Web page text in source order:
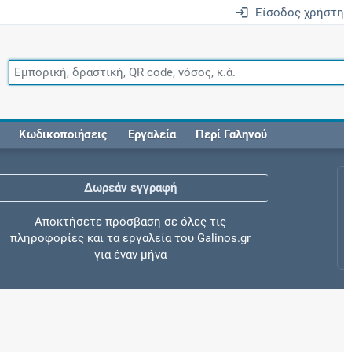
Είσοδος χρήστη
Κωδικοποιήσεις Εργαλεία Περί Γαληνού
Δωρεάν εγγραφή
Αποκτήσετε πρόσβαση σε όλες τις
πληροφορίες και τα εργαλεία του Galinos.gr
για έναν μήνα